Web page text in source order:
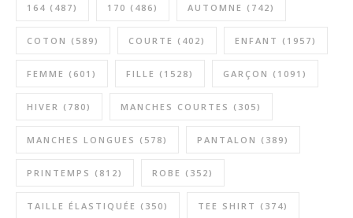
164 (487) 170 (486) AUTOMNE (742)
COTON (589) COURTE (402) ENFANT (1957)
FEMME (601) FILLE (1528) GARÇON (1091)
HIVER (780) MANCHES COURTES (305)
MANCHES LONGUES (578) PANTALON (389)
PRINTEMPS (812) ROBE (352)
TAILLE ÉLASTIQUÉE (350) TEE SHIRT (374)